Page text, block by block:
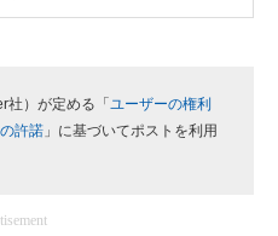
社）が定める「 ユーザーの権利
許諾 」に基づいてポストを利用